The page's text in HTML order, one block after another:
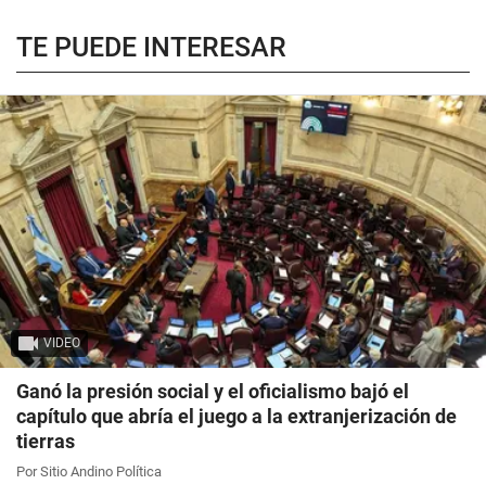
TE PUEDE INTERESAR
VIDEO
Ganó la presión social y el oficialismo bajó el
capítulo que abría el juego a la extranjerización de
tierras
Por Sitio Andino Política